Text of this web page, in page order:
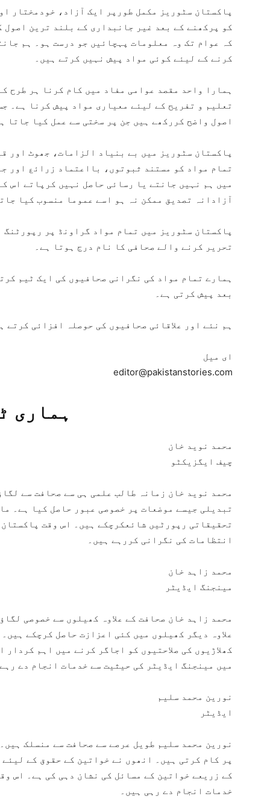
پاکستان سٹوریز مکمل طورپر ایک آزاد، خودمختار
کو پرکھنے کے بعد غیر جانبداری کے بلند ترین
کہ عوام تک وہ معلومات پہچائیں جو درست ہو۔ ہم
کرنے کے لیئے کوئی مواد پیش نہیں کرتے ہیں۔
ہمارا واحد مقصد عوامی مفاد میں کام کرنا ہر طرح
تعلیم و تفریح کے لیئے معیاری مواد پیش کرنا ہے۔
اصول واضح کررکھے ہیں جن پر سختی سے عمل کیا جاتا
پاکستان سٹوریز میں بے بنیاد الزامات، جھوٹ اور
تمام مواد کو مستند ثبوتوں، بااعتماد زرائع اور
میں ہم نہیں جانتے یا رسائی حاصل نہیں کرپاتے اس
آزادانہ تصدیق ممکن نہ ہو اسے عموما منسوب کیا
پاکستان سٹوریز میں تمام مواد گراونڈ پر
تحریر کرنے والے صحافی کا نام درج ہوتا ہے۔
ہمارے تمام مواد کی نگرانی صحافیوں کی ایک ٹیم
بعد پیش کرتی ہے۔
ہم نئے اور علاقائی صحافیوں کی حوصلہ افزائی کرتے
ای میل
editor@pakistanstories.com
ہماری
محمد نوید خان
چیف ایگزیکٹو
محمد نوید خان زمانہ طالب علمی ہی سے صحافت سے
تبدیلی جیسے موضعات پر خصوصی عبور حاصل کیا ہے۔
تحقیقاتی رپورٹیں شائعکرچکے ہیں۔ اس وقت
انتظامات کی نگرانی کررہے ہیں۔
محمد زاہد خان
مینجنگ ایڈیٹر
محمد زاہد خان صحافت کے علاوہ کھیلوں سے خصوصی
علاوہ دیگر کھیلوں میں کئی اعزازت حاصل کرچکے
کھلاڑیوں کی صلاحتیوں کو اجاگر کرنے میں اہم
میں مینجنگ ایڈیٹر کی حیثیت سے خدمات انجام دے
نورین محمد سلیم
ایڈیٹر
نورین محمد سلیم طویل عرصے سے صحافت سے منسلک
پر کام کرتی ہیں۔ انھوں نے خواتین کے حقوق کے لیئے
کے زریعے خواتین کے مسائل کی نشان دہی کی ہے۔ اس
خدمات انجام دے رہی ہیں۔